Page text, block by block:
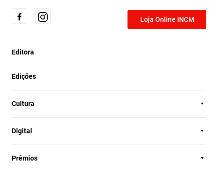
Loja Online INCM
Editora
Edições
Cultura
Digital
Prémios